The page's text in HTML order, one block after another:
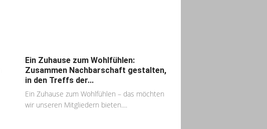
Ein Zuhause zum Wohlfühlen:
Zusammen Nachbarschaft gestalten,
in den Treffs der...
Ein Zuhause zum Wohlfühlen – das möchten
wir unseren Mitgliedern bieten....